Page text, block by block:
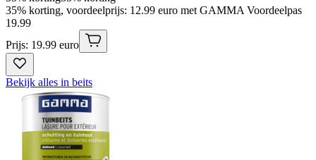
35% korting, voordeelprijs: 12.99 euro met GAMMA Voordeelpas
19.99
Prijs: 19.99 euro
Bekijk alles in beits